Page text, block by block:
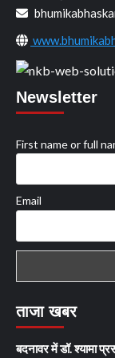
Newsletter
First name or full
Email
ताजा खबर
बदनावर में डॉ. श्यामा